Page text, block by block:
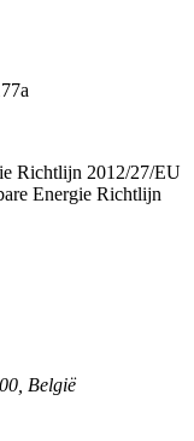
Richtlijn 2012/27/EU
Energie Richtlijn
België